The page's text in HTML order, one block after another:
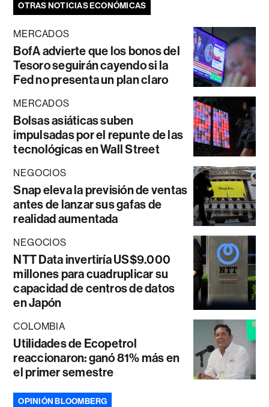
OTRAS NOTICIAS ECONÓMICAS
MERCADOS
BofA advierte que los bonos del
Tesoro seguirán cayendo si la
Fed no presenta un plan claro
MERCADOS
Bolsas asiáticas suben
impulsadas por el repunte de las
tecnológicas en Wall Street
NEGOCIOS
Snap eleva la previsión de ventas
antes de lanzar sus gafas de
realidad aumentada
NEGOCIOS
NTT Data invertiría US$9.000
millones para cuadruplicar su
capacidad de centros de datos
en Japón
COLOMBIA
Utilidades de Ecopetrol
reaccionaron: ganó 81% más en
el primer semestre
OPINIÓN BLOOMBERG